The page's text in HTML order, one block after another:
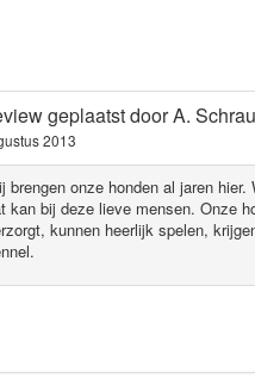
geplaatst doorA.
2013
brengen onze honden al jaren
kan bij deze lieve mensen. Onze
kunnen heerlijk spelen,